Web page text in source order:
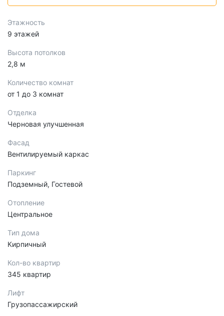
Этажность
9 этажей
Высота потолков
2,8 м
Количество комнат
от 1 до 3 комнат
Отделка
Черновая улучшенная
Фасад
Вентилируемый каркас
Паркинг
Подземный, Гостевой
Отопление
Центральное
Тип дома
Кирпичный
Кол-во квартир
345 квартир
Лифт
Грузопассажирский